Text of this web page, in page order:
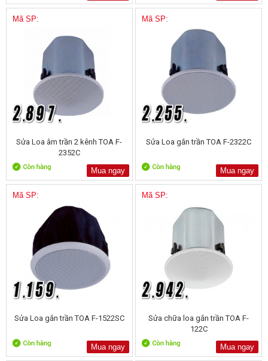
Mã SP:
Sửa Loa âm trần 2 kênh TOA F-
2352C
Mua ngay
Mã SP:
Sửa Loa gắn trần TOA F-2322C
Mua ngay
Mã SP:
Sửa Loa gắn trần TOA F-1522SC
Mua ngay
Mã SP:
Sửa chữa loa gắn trần TOA F-
122C
Mua ngay